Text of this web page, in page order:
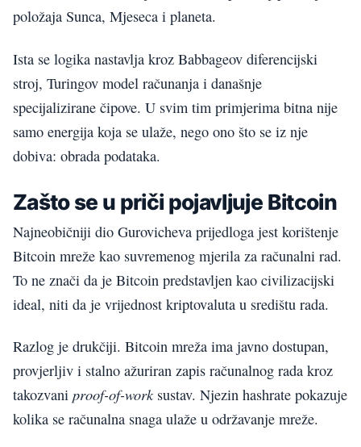
položaja Sunca, Mjeseca i planeta.
Ista se logika nastavlja kroz Babbageov diferencijski
stroj, Turingov model računanja i današnje
specijalizirane čipove. U svim tim primjerima bitna nije
samo energija koja se ulaže, nego ono što se iz nje
dobiva: obrada podataka.
Zašto se u priči pojavljuje Bitcoin
Najneobičniji dio Gurovicheva prijedloga jest korištenje
Bitcoin mreže kao suvremenog mjerila za računalni rad.
To ne znači da je Bitcoin predstavljen kao civilizacijski
ideal, niti da je vrijednost kriptovaluta u središtu rada.
Razlog je drukčiji. Bitcoin mreža ima javno dostupan,
provjerljiv i stalno ažuriran zapis računalnog rada kroz
takozvani proof-of-worksustav. Njezin hashrate pokazuje
kolika se računalna snaga ulaže u održavanje mreže.